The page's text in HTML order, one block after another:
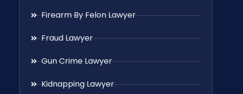
Firearm By Felon Lawyer
Fraud Lawyer
Gun Crime Lawyer
Kidnapping Lawyer